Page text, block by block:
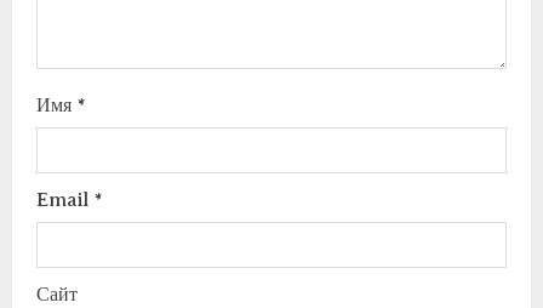
Имя *
Email *
Сайт